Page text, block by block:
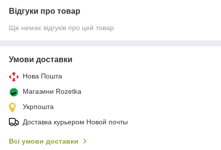
Відгуки про товар
Ще немає відгуків про цей товар
Умови доставки
Нова Пошта
Магазини Rozetka
Укрпошта
Доставка курьером Новой почты
Всі умови доставки